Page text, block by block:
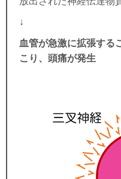
↓
血管が急激に拡張する
こり、頭痛が発生